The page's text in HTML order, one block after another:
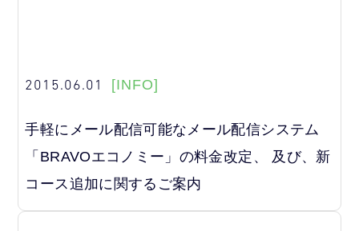
2015.06.01 [INFO]
手軽にメール配信可能なメール配信システム
「BRAVOエコノミー」の料金改定、 及び、新
コース追加に関するご案内